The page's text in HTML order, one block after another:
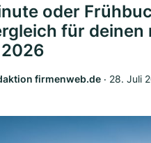
oder
für deinen
firmenweb.de ‧ 28. Juli